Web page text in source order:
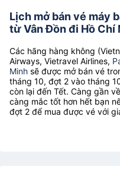
Lịch mở bán vé máy
từ Vân Đồn đi Hồ Chí
Các hãng hàng không
Airways, Vietravel Airlines,
Minh sẽ được mở bán vé
tháng 10, đợt 2 vào tháng
còn lại đến Tết. Càng gần
càng mắc tốt hơn hết bạn
đợt 2 để mua được vé với